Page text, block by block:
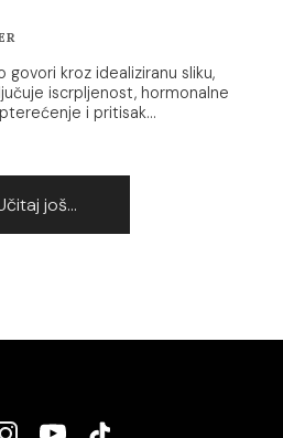
kroz idealiziranu sliku,
iscrpljenost, hormonalne
i pritisak…
još...